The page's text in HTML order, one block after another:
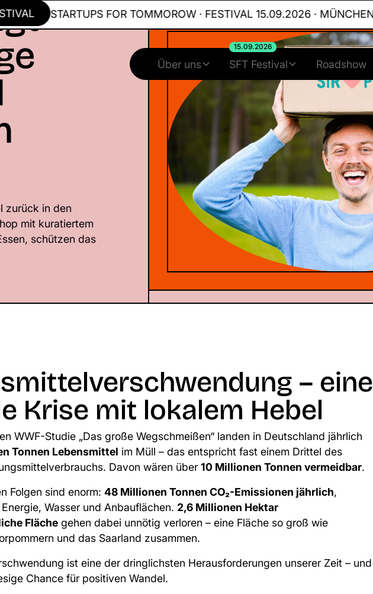
STARTUPS FOR TOMMOROW · FESTIVAL 15.09.2026 · MÜNCHEN, DE
Über uns SFT Festival
15.09.2026
Roadshow
zurück in den
mit kuratiertem
schützen das
– eine
Krise mit lokalem Hebel
WWF-Studie „Das große Wegschmeißen“landen in Deutschland jährlich
Tonnen Lebensmittel im Müll – das entspricht fast einem Drittel des
Davon wären über 10 Millionen Tonnen vermeidbar.
Folgen sind enorm: 48 Millionen Tonnen CO₂-Emissionen jährlich,
Wasser und Anbauflächen. 2,6 Millionen Hektar
Flächegehen dabei unnötig verloren – eine Fläche so groß wie
und das Saarland zusammen.
ist eine der dringlichsten Herausforderungen unserer Zeit – und
Chance für positiven Wandel.